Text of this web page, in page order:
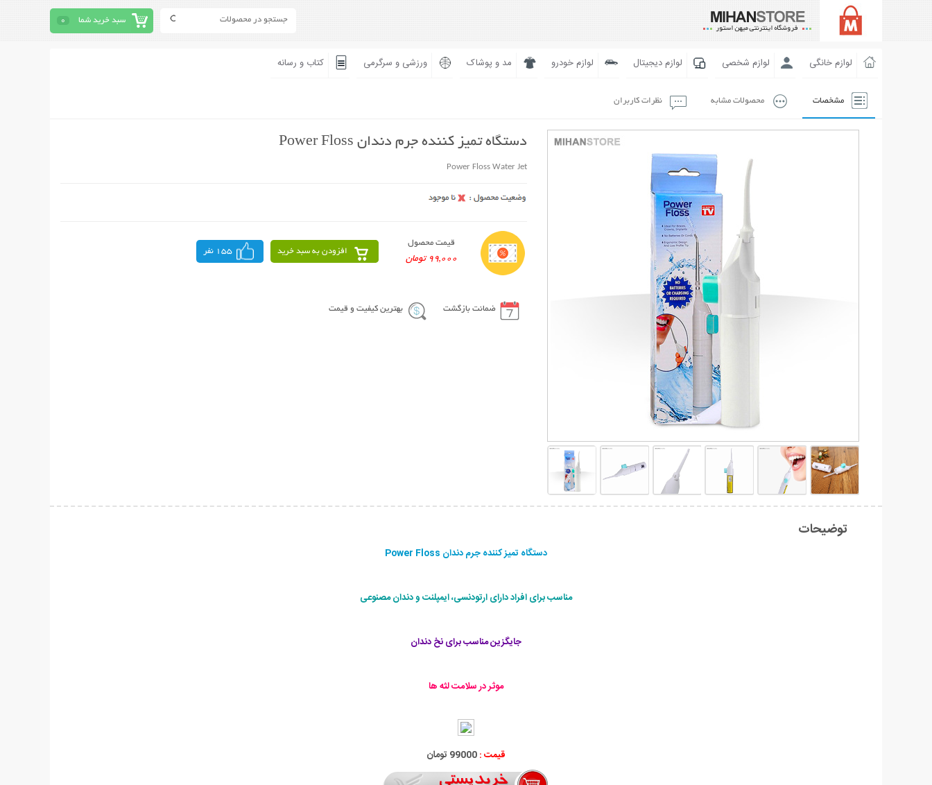
سبد خرید شما 0
لوازم خانگی لوازم شخصی لوازم دیجیتال لوازم خودرو مد و پوشاک ورزشی و سرگرمی کتاب و رسانه
مشخصات محصولات مشابه نظرات کاربران
دستگاه تمیز کننده جرم دندان Power Floss
Power Floss Water Jet
قیمت محصول
99,000 تومان
افزودن به سبد خرید 155 نفر
ضمانت بازگشت بهترین کیفیت و قیمت
توضیحات
دستگاه تمیز کننده جرم دندان Power Floss
مناسب برای افراد دارای ارتودنسی، ایمپلنت و دندان مصنوعی
جایگزین مناسب برای نخ دندان
موثر در سلامت لثه ها
قیمت :99000 تومان